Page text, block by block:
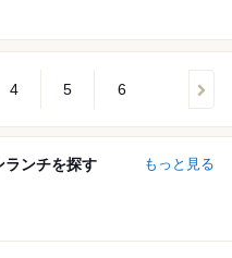
4 5 6
ランチを探す もっと見る